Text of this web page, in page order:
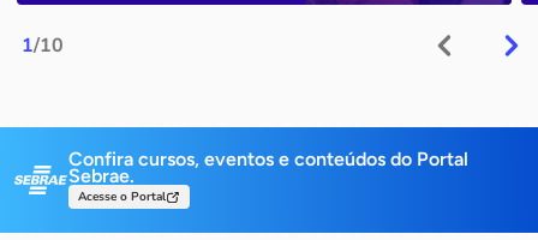
1/10
Confira cursos, eventos e conteúdos do Portal
Sebrae.
Acesse o Portal